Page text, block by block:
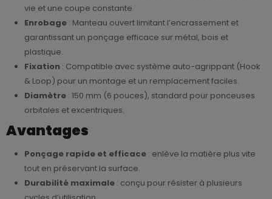
vie et une coupe constante.
Enrobage : Manteau ouvert limitant l’encrassement et
garantissant un ponçage efficace sur métal, bois et
plastique.
Fixation : Compatible avec système auto-agrippant (Hook
& Loop) pour un montage et un remplacement faciles.
Diamètre : 150 mm (6 pouces), standard pour ponceuses
orbitales et excentriques.
Avantages
Ponçage rapide et efficace : enlève la matière plus vite
tout en préservant la surface.
Durabilité maximale : conçu pour résister à plusieurs